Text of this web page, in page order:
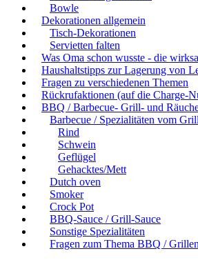
Bowle
Dekorationen allgemein
Tisch-Dekorationen
Servietten falten
Was Oma schon wusste - die
Haushaltstipps zur Lagerung von
Fragen zu verschiedenen Themen
Rückrufaktionen (auf die Charge-
BBQ / Barbecue- Grill- und
Barbecue / Spezialitäten vom Grill
Rind
Schwein
Geflügel
Gehacktes/Mett
Dutch oven
Smoker
Crock Pot
BBQ-Sauce / Grill-Sauce
Sonstige Spezialitäten
Fragen zum Thema BBQ /